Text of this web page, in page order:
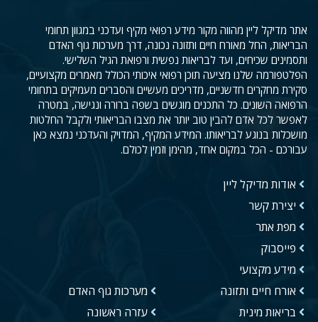
אתר מדיקל ליין מהווה מקור מידע רפואי מקיף ועדכני במגוון תחומי
הבריאות, החל מאורח חיים ותזונה נכונה, דרך מערכות גוף האדם
ותסמינים שכיחים, ועד לבריאות נפשית ורפואת הגיל השלישי.
הפלטפורמה שלנו מציעה תוכן רפואי איכותי הכולל מאמרים מקצועיים,
סקירת מחקרים חדשניים, מדריכים מעשיים והסברים מעמיקים בתחומי
הרפואה השונים. כל התכנים מוגשים בשפה ברורה ונגישה, במטרה
לאפשר לכל אדם להבין טוב יותר את מצבו הבריאותי ולקבל החלטות
מושכלות בנוגע לבריאותו. המידע המקיף, המדויק והעדכני נמצא כאן
עבורכם - הכל במקום אחד, מהימן וזמין לכולם.
אודות מדיקל ליין
יצירת קשר
מפת אתר
פייסבוק
מידע מקצועי
אורח חיים ותזונה
בריאות מינית
מערכות גוף האדם
עזרה ראשונה